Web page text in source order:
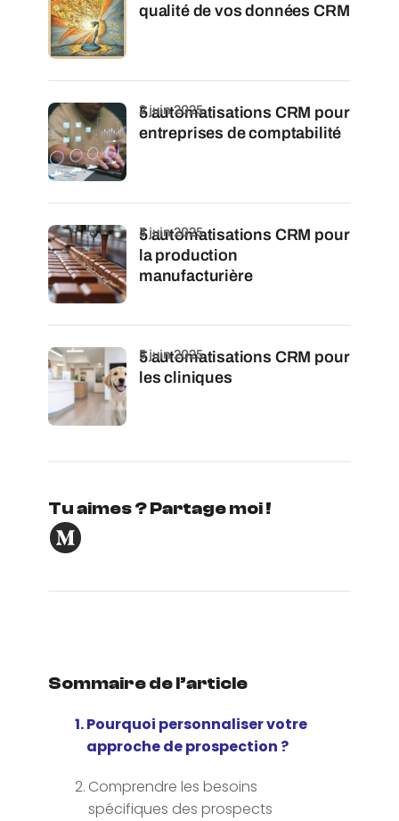
qualité de vos données CRM
5 automatisations CRM pour
entreprises de comptabilité
2 juin 2025
5 automatisations CRM pour
la production
manufacturière
3 juin 2025
5 automatisations CRM pour
les cliniques
5 juin 2025
Tu aimes ? Partage moi !
Sommaire de l’article
Pourquoi personnaliser votre
approche de prospection ?
Comprendre les besoins
spécifiques des prospects